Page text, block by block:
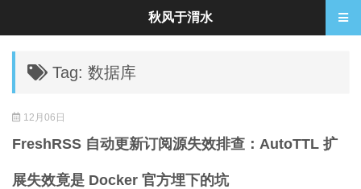
Tag: 数据库
12月06日
FreshRSS 自动更新订阅源失效排查：AutoTTL 扩
展失效竟是 Docker 官方埋下的坑
秋风于渭水